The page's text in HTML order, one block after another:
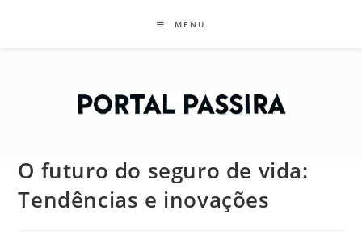
MENU
O futuro do seguro de vida:
Tendências e inovações